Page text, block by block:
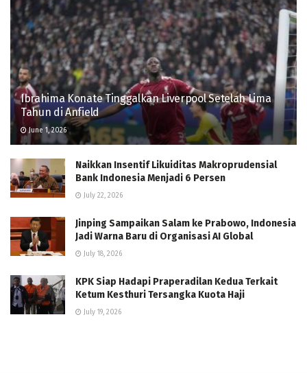
Ibrahima Konate Tinggalkan Liverpool Setelah Lima
Tahun di Anfield
June 1, 2026
Naikkan Insentif Likuiditas Makroprudensial
Bank Indonesia Menjadi 6 Persen
July 22, 2026
Jinping Sampaikan Salam ke Prabowo, Indonesia
Jadi Warna Baru di Organisasi AI Global
July 18, 2026
KPK Siap Hadapi Praperadilan Kedua Terkait
Ketum Kesthuri Tersangka Kuota Haji
July 19, 2026